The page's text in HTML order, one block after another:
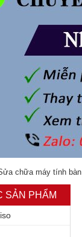
chữa máy tính bàn
SẢN PHẨM